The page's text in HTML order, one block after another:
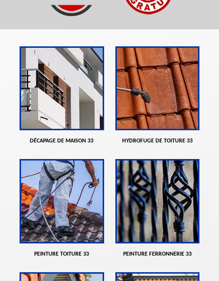
DÉCAPAGE DE MAISON 33 HYDROFUGE DE TOITURE 33
PEINTURE TOITURE 33 PEINTURE FERRONNERIE 33